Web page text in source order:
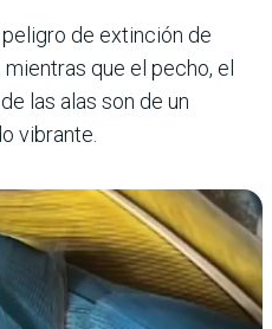
de extinción de
que el pecho, el
las alas son de un
vibrante.